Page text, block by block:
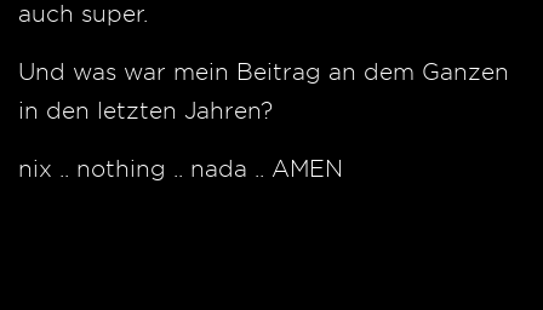
auch super.
Und was war mein Beitrag an dem Ganzen
in den letzten Jahren?
nix .. nothing .. nada .. AMEN